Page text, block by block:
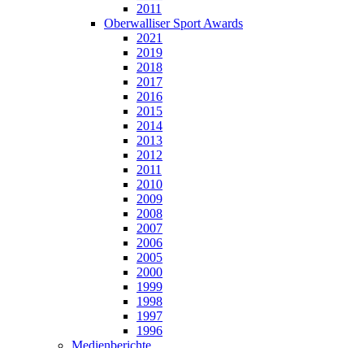
2011
Oberwalliser Sport Awards
2021
2019
2018
2017
2016
2015
2014
2013
2012
2011
2010
2009
2008
2007
2006
2005
2000
1999
1998
1997
1996